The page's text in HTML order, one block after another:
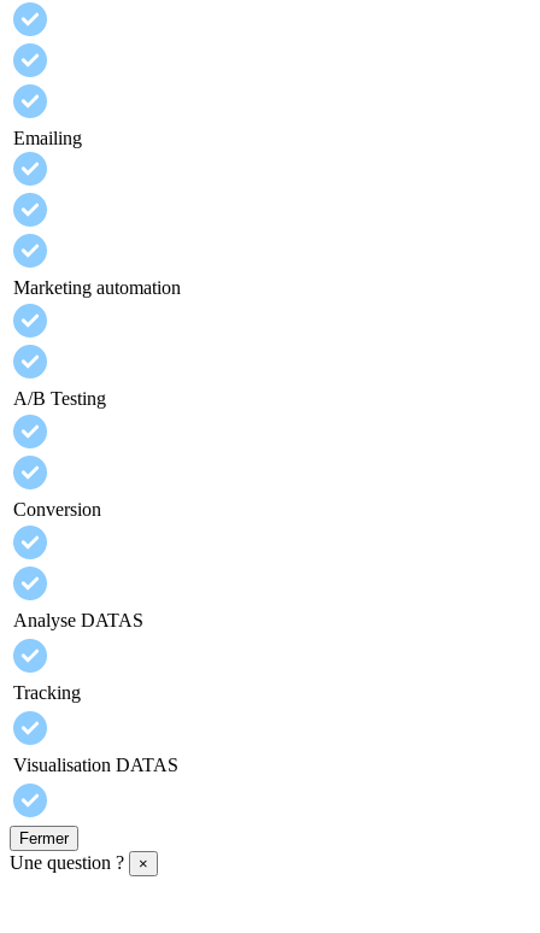
Emailing
Marketing automation
A/B Testing
Conversion
Analyse DATAS
Tracking
Visualisation DATAS
Fermer
Une question ? ×